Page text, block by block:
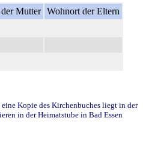
Mutter Wohnort der Eltern
Kopie des Kirchenbuches liegt in der
in der Heimatstube in Bad Essen